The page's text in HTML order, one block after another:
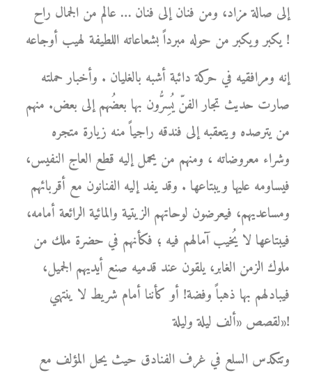
إلى صالة مزاد، ومن فنان إلى فنان … عالم من الجمال راح
يكبر ويكبر من حوله مبرداً بشعاعاته اللطيفة لهيب أوجاعه !
إنه ومرافقيه في حركة دائبة أشبه بالغليان . وأخبار حملته
صارت حديث تجار الفنّ يُسِرُّون بها بعضُهم إلى بعض. منهم
من يترصده ويتعقبه إلى فندقه راجياً منه زيارة متجره
وشراء معروضاته ، ومنهم من يحمل إليه قطع العاج النفيس،
فيساومه عليها ويبتاعها . وقد يفد إليه الفنانون مع أقربائهم
ومساعديهم، فيعرضون لوحاتهم الزيتية والمائية الرائعة أمامه،
فيبتاعها لا يُخيب آمالهم فيه ؛ فكأنهم في حضرة ملك من
ملوك الزمن الغابر، يلقون عند قدميه صنع أيديهم الجميل،
فيبادلهم بها ذهباً وفضة! أو كأننا أمام شريط لا ينتهي
لقصص «ألف ليلة وليلة»!
وتتكدس السلع في غرف الفنادق حيث يحل المؤلف مع